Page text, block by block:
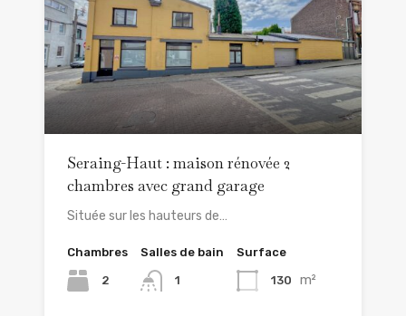
Seraing-Haut : maison rénovée 2
chambres avec grand garage
Située sur les hauteurs de…
Chambres
2
Salles de bain
1
Surface
130 m²